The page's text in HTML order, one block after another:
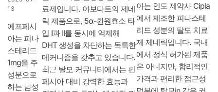
13
에프페시
아는 피나
스테리드
1mg을 주
성분으로
하는 남성
료제입니다. 아보다트의 제네
릭 제품으로, 5α-환원효소 타
입 I과 II를 동시에 억제해
DHT 생성을 차단하는 독특한
메커니즘을 갖추고 있습니다.
최근 탈모 커뮤니티에서는 핀
페시아 대비 강력한 효능과
아는 인도 제약사 Cipla
에서 제조한 피나스테
리드 성분의 탈모 치료
제 제네릭입니다. 국내
에서 정식 허가된 제품
은 아니지만, 합리적인
가격과 편리한 접근성